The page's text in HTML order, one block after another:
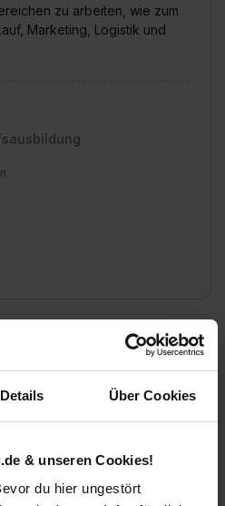
Details Über Cookies
& unseren Cookies!
du hier ungestört
zu arbeiten, wie zum
Marketing, Logistik und
bei deiner